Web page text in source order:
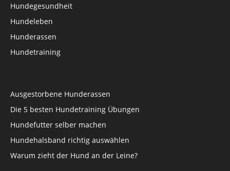
Hundegesundheit
Hundeleben
Hunderassen
Hundetraining
Ausgestorbene Hunderassen
Die 5 besten Hundetraining Übungen
Hundefutter selber machen
Hundehalsband richtig auswählen
Warum zieht der Hund an der Leine?